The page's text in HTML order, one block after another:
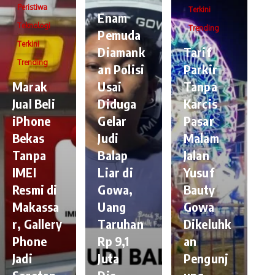
Peristiwa
Teknologi
Terkini
Trending
​Marak
Jual Beli
iPhone
Bekas
Tanpa
IMEI
Resmi di
Makassa
r, Gallery
Phone
Jadi
Enam
Pemuda
Diamank
an Polisi
Usai
Diduga
Gelar
Judi
Balap
Liar di
Gowa,
Uang
Taruhan
Rp 9,1
Juta
Terkini
Trending
Tarif
Parkir
Tanpa
Karcis
Pasar
Malam
Jalan
Yusuf
Bauty
Gowa
Dikeluhk
an
Pengunj